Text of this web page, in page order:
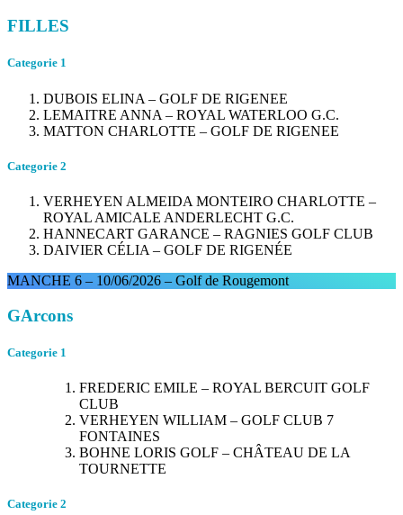
FILLES
Categorie 1
DUBOIS ELINA – GOLF DE RIGENEE
LEMAITRE ANNA – ROYAL WATERLOO G.C.
MATTON CHARLOTTE – GOLF DE RIGENEE
Categorie 2
VERHEYEN ALMEIDA MONTEIRO CHARLOTTE –
ROYAL AMICALE ANDERLECHT G.C.
HANNECART GARANCE – RAGNIES GOLF CLUB
DAIVIER CÉLIA – GOLF DE RIGENÉE
MANCHE 6 – 10/06/2026 – Golf de Rougemont
GArcons
Categorie 1
FREDERIC EMILE – ROYAL BERCUIT GOLF
CLUB
VERHEYEN WILLIAM – GOLF CLUB 7
FONTAINES
BOHNE LORIS GOLF – CHÂTEAU DE LA
TOURNETTE
Categorie 2